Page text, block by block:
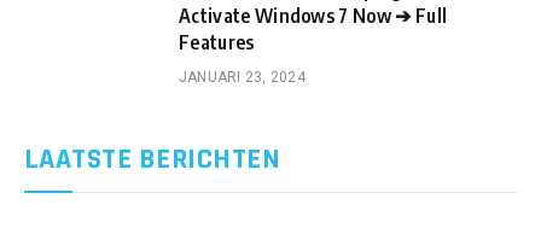
Activate Windows 7 Now ➔ Full
Features
JANUARI 23, 2024
LAATSTE BERICHTEN